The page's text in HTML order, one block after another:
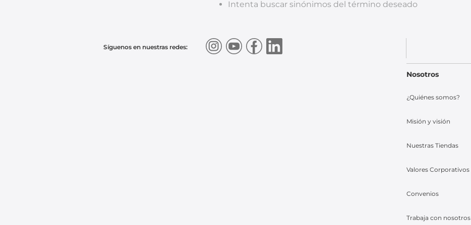
Intenta buscar sinónimos del término deseado
Síguenos en nuestras redes:
Nosotros
¿Quiénes somos?
Misión y visión
Nuestras Tiendas
Valores Corporativos
Convenios
Trabaja con nosotros